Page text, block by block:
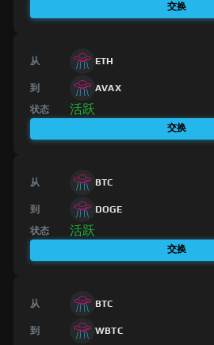
交换
从 ETH
到 AVAX
状态 活跃
交换
从 BTC
到 DOGE
状态 活跃
交换
从 BTC
到 WBTC